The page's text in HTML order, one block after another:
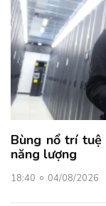
Bùng nổ trí
năng lượng
18:40 04/08/2026